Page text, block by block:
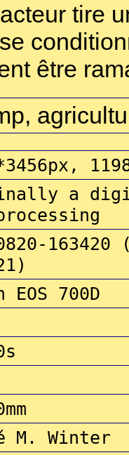
tire
être
a
EOS 700D
M. Winter